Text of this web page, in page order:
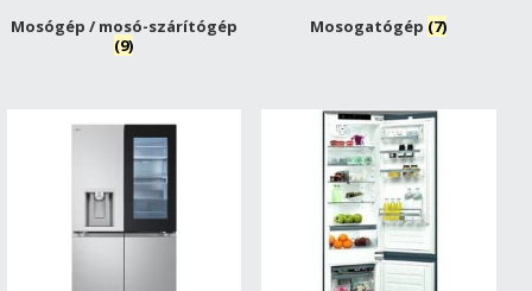
Mosógép / mosó-szárítógép
(9)
Mosogatógép (7)